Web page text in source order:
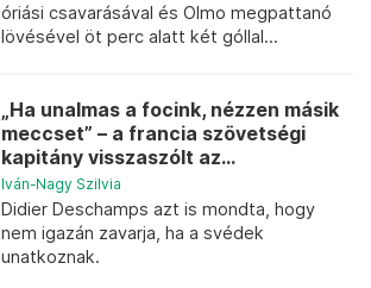
óriási csavarásával és Olmo megpattanó
lövésével öt perc alatt két góllal...
„Ha unalmas a focink, nézzen másik
meccset” – a francia szövetségi
kapitány visszaszólt az...
Iván-Nagy Szilvia
Didier Deschamps azt is mondta, hogy
nem igazán zavarja, ha a svédek
unatkoznak.